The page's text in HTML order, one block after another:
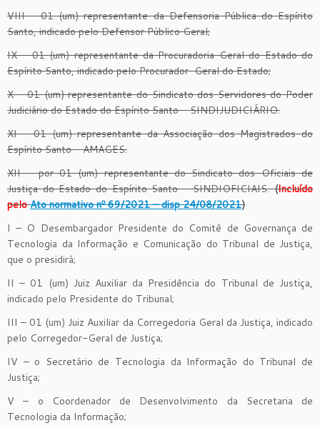
VIII – 01 (um) representante da Defensoria Pública do Espírito
Santo, indicado pelo Defensor Público Geral;
IX – 01 (um) representante da Procuradoria Geral do Estado do
Espírito Santo, indicado pelo Procurador-Geral do Estado;
X – 01 (um) representante do Sindicato dos Servidores do Poder
Judiciário do Estado do Espírito Santo – SINDIJUDICIÁRIO.
XI – 01 (um) representante da Associação dos Magistrados do
Espírito Santo – AMAGES.
XII – por 01 (um) representante do Sindicato dos Oficiais de
Justiça do Estado do Espírito Santo – SINDIOFICIAIS.(Incluído
pelo Ato normativo nº 69/2021 – disp 24/08/2021)
I – O Desembargador Presidente do Comitê de Governança de
Tecnologia da Informação e Comunicação do Tribunal de Justiça,
que o presidirá;
II – 01 (um) Juiz Auxiliar da Presidência do Tribunal de Justiça,
indicado pelo Presidente do Tribunal;
III – 01 (um) Juiz Auxiliar da Corregedoria Geral da Justiça, indicado
pelo Corregedor-Geral de Justiça;
IV – o Secretário de Tecnologia da Informação do Tribunal de
Justiça;
V – o Coordenador de Desenvolvimento da Secretaria de
Tecnologia da Informação;